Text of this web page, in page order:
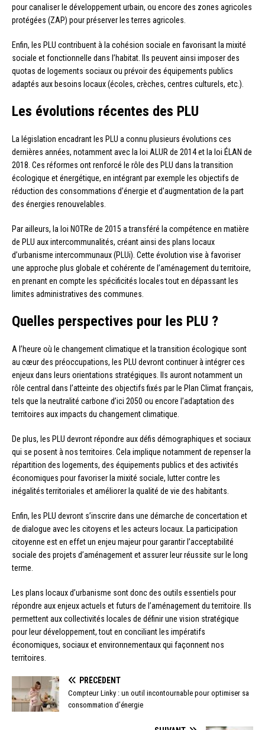
pour canaliser le développement urbain, ou encore des zones agricoles
protégées (ZAP) pour préserver les terres agricoles.
Enfin, les PLU contribuent à la cohésion sociale en favorisant la mixité
sociale et fonctionnelle dans l’habitat. Ils peuvent ainsi imposer des
quotas de logements sociaux ou prévoir des équipements publics
adaptés aux besoins locaux (écoles, crèches, centres culturels, etc.).
Les évolutions récentes des PLU
La législation encadrant les PLU a connu plusieurs évolutions ces
dernières années, notamment avec la loi ALUR de 2014 et la loi ÉLAN de
2018. Ces réformes ont renforcé le rôle des PLU dans la transition
écologique et énergétique, en intégrant par exemple les objectifs de
réduction des consommations d’énergie et d’augmentation de la part
des énergies renouvelables.
Par ailleurs, la loi NOTRe de 2015 a transféré la compétence en matière
de PLU aux intercommunalités, créant ainsi des plans locaux
d’urbanisme intercommunaux (PLUi). Cette évolution vise à favoriser
une approche plus globale et cohérente de l’aménagement du territoire,
en prenant en compte les spécificités locales tout en dépassant les
limites administratives des communes.
Quelles perspectives pour les PLU ?
A l’heure où le changement climatique et la transition écologique sont
au cœur des préoccupations, les PLU devront continuer à intégrer ces
enjeux dans leurs orientations stratégiques. Ils auront notamment un
rôle central dans l’atteinte des objectifs fixés par le Plan Climat français,
tels que la neutralité carbone d’ici 2050 ou encore l’adaptation des
territoires aux impacts du changement climatique.
De plus, les PLU devront répondre aux défis démographiques et sociaux
qui se posent à nos territoires. Cela implique notamment de repenser la
répartition des logements, des équipements publics et des activités
économiques pour favoriser la mixité sociale, lutter contre les
inégalités territoriales et améliorer la qualité de vie des habitants.
Enfin, les PLU devront s’inscrire dans une démarche de concertation et
de dialogue avec les citoyens et les acteurs locaux. La participation
citoyenne est en effet un enjeu majeur pour garantir l’acceptabilité
sociale des projets d’aménagement et assurer leur réussite sur le long
terme.
Les plans locaux d’urbanisme sont donc des outils essentiels pour
répondre aux enjeux actuels et futurs de l’aménagement du territoire. Ils
permettent aux collectivités locales de définir une vision stratégique
pour leur développement, tout en conciliant les impératifs
économiques, sociaux et environnementaux qui façonnent nos
territoires.
PRÉCÉDENT
Compteur Linky : un outil incontournable pour optimiser sa
consommation d’énergie